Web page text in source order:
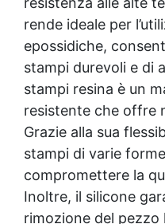
silicone Ricetta per
fare un calco in
silicone 3d
Come fare uno
gli stampi in silicone
negli stampi in
di silicone Come
Cera di soia per
Forma in silicone
stampi in
silicone Silicone per
silicone See all
dettagli 22
rende ideale per
epossidiche,
stampi durevoli e di
stampi resina è un
resistente che offre
Grazie alla sua
stampi di varie
compromettere la
Inoltre, il silicone
rimozione del